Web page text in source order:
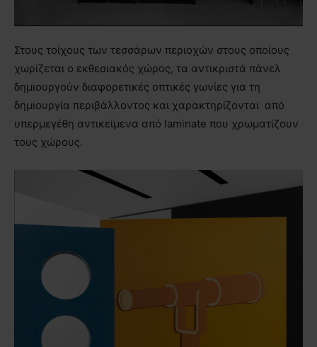
Στους τοίχους των τεσσάρων περιοχών στους οποίους
χωρίζεται ο εκθεσιακός χώρος, τα αντικριστά πάνελ
δημιουργούν διαφορετικές οπτικές γωνίες για τη
δημιουργία περιβάλλοντος και χαρακτηρίζονται από
υπερμεγέθη αντικείμενα από laminate που χρωματίζουν
τους χώρους.